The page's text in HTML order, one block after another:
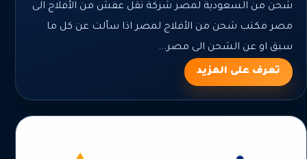
شحن من السعودية لمصر شركة نقل عفش من الأفلاج الى
مصر مكتب شحن من الأفلاج لمصر اذا سألت عن كل ما
سبق او عن الشحن الى مصر...
تعرف على المزيد